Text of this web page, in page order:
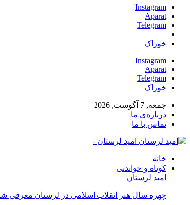
Instagram
Aparat
Telegram
خوراک
Instagram
Aparat
Telegram
خوراک
جمعه, 7 آگوست, 2026
درباره‌ی ما
تماس با ما
امید لرستان -
خانه
کوتاه و خواندنی
امید لرستان
چهره سال هنر انقلاب اسلامی در لرستان معرفی